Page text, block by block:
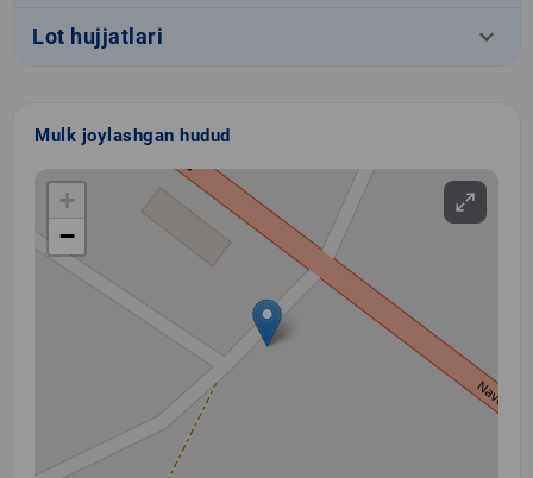
Lot hujjatlari keyboard_arrow_down
Mulk joylashgan hudud
+
−